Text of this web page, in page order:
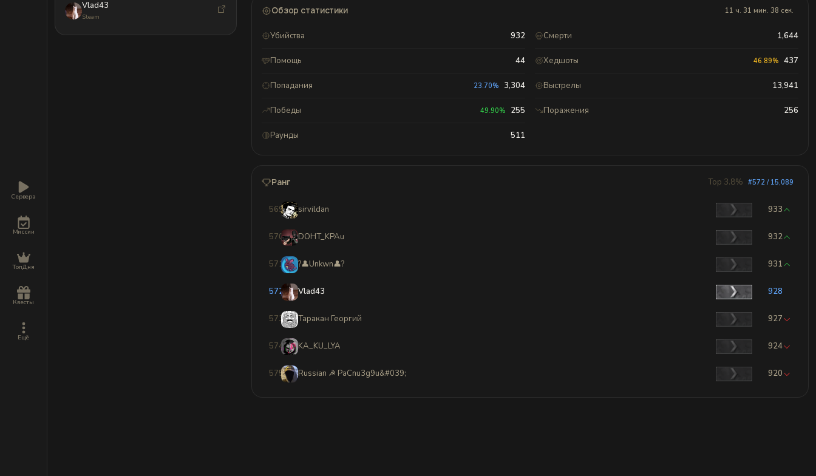
Сервера
Миссии
ТопДня
Квесты
Ещё
Vlad43
Steam
Обзор статистики 11 ч. 31 мин. 38 сек.
Убийства 932 Смерти 1,644
Помощь 44 Хедшоты 46.89% 437
Попадания 23.70% 3,304 Выстрелы 13,941
Победы 49.90% 255 Поражения 256
Раунды 511
Ранг Top 3.8% #572 / 15,089
569 sirvildan 933
570 DOHT_KPAu 932
571 ?👤Unkwn👤? 931
572 Vlad43 928
573 Таракан Георгий 927
574 KA_KU_LYA 924
575 Russian ☭ PaCnu3g9u&#039; 920